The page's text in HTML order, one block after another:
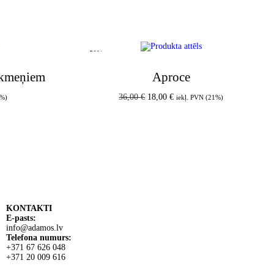
-50%
Aproce
36,00€ 18,00€ iekļ. PVN (21%)
KONTAKTI
E-pasts:
info@adamos.lv
Telefona numurs:
+371 67 626 048
+371 20 009 616